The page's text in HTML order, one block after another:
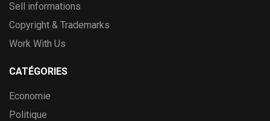
Sell informations
Copyright & Trademarks
Work With Us
CATÉGORIES
Economie
Politique